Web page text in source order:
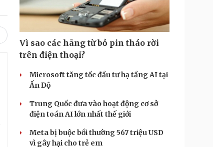
Vì sao các hãng từ bỏ pin tháo rời
trên điện thoại?
Microsoft tăng tốc đầu tư hạ tầng AI tại
Ấn Độ
Trung Quốc đưa vào hoạt động cơ sở
điện toán AI lớn nhất thế giới
Meta bị buộc bồi thường 567 triệu USD
vì gây hại cho trẻ em